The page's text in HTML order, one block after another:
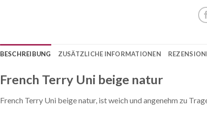
BESCHREIBUNG ZUSÄTZLICHE INFORMATIONEN
French Terry Uni beige natur
French Terry Uni beige natur, ist weich und angenehm zu